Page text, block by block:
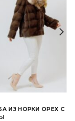
ИЗ НОРКИ ОРЕХ С